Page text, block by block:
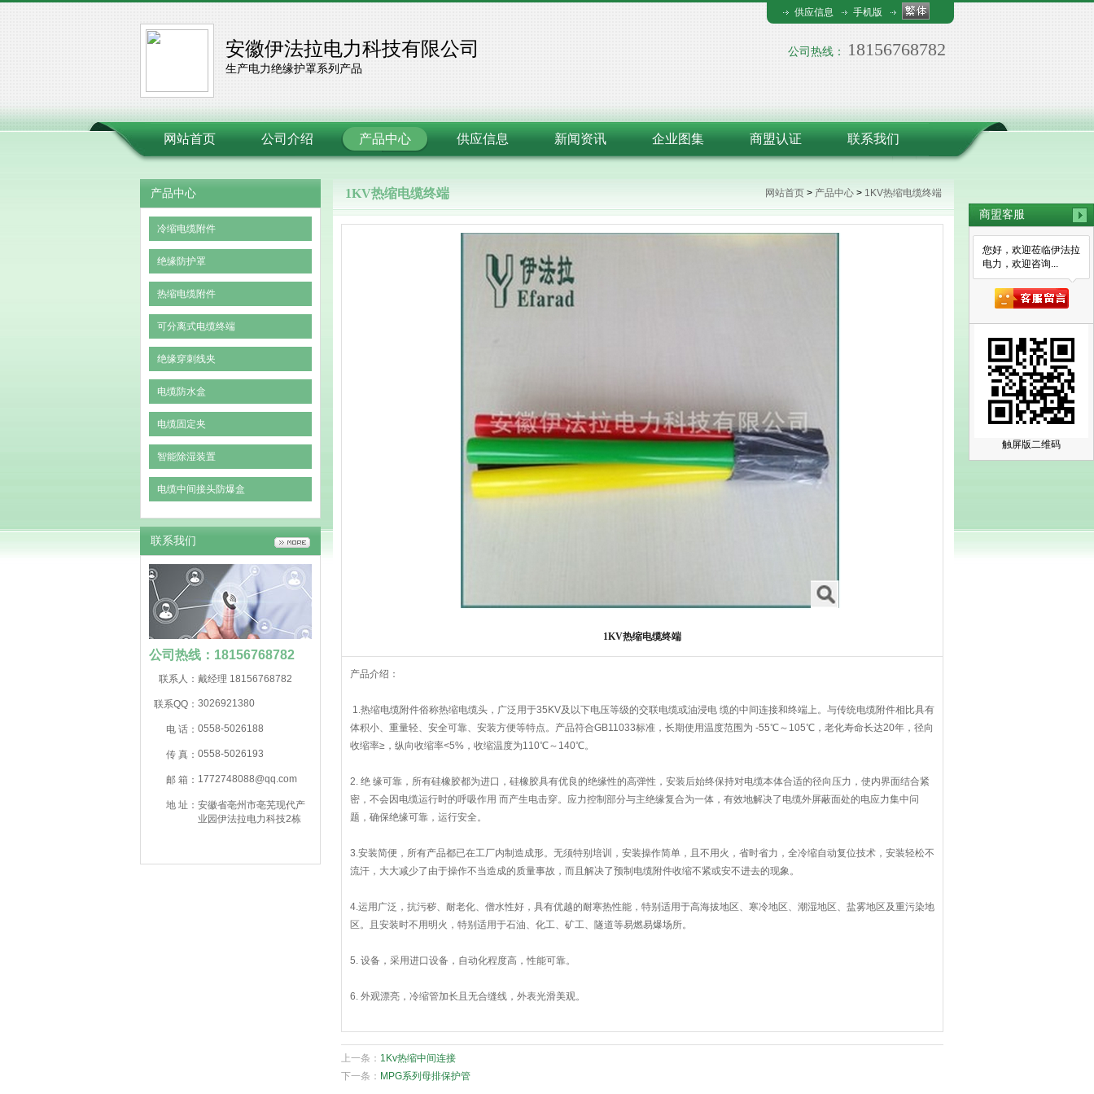
商盟客服
您好，欢迎莅临伊法拉
电力，欢迎咨询...
触屏版二维码
供应信息 手机版
安徽伊法拉电力科技有限公司
生产电力绝缘护罩系列产品
公司热线： 18156768782
网站首页 公司介绍 产品中心 供应信息 新闻资讯 企业图集 商盟认证 联系我们
产品中心
冷缩电缆附件
绝缘防护罩
热缩电缆附件
可分离式电缆终端
绝缘穿刺线夹
电缆防水盒
电缆固定夹
智能除湿装置
电缆中间接头防爆盒
联系我们
公司热线：18156768782
联系人： 戴经理 18156768782
联系QQ： 3026921380
电 话： 0558-5026188
传 真： 0558-5026193
邮 箱： 1772748088@qq.com
地 址： 安徽省亳州市亳芜现代产
业园伊法拉电力科技2栋
网站首页 > 产品中心 > 1KV热缩电缆终端
1KV热缩电缆终端
1KV热缩电缆终端
产品介绍：
1.热缩电缆附件俗称热缩电缆头，广泛用于35KV及以下电压等级的交联电缆或油浸电 缆的中间连接和终端上。与传统电缆附件相比具有
体积小、重量轻、安全可靠、安装方便等特点。产品符合GB11033标准，长期使用温度范围为 -55℃～105℃，老化寿命长达20年，径向
收缩率≥，纵向收缩率<5%，收缩温度为110℃～140℃。
2. 绝 缘可靠，所有硅橡胶都为进口，硅橡胶具有优良的绝缘性的高弹性，安装后始终保持对电缆本体合适的径向压力，使内界面结合紧
密，不会因电缆运行时的呼吸作用 而产生电击穿。应力控制部分与主绝缘复合为一体，有效地解决了电缆外屏蔽面处的电应力集中问
题，确保绝缘可靠，运行安全。
3.安装简便，所有产品都已在工厂内制造成形。无须特别培训，安装操作简单，且不用火，省时省力，全冷缩自动复位技术，安装轻松不
流汗，大大减少了由于操作不当造成的质量事故，而且解决了预制电缆附件收缩不紧或安不进去的现象。
4.运用广泛，抗污秽、耐老化、僧水性好，具有优越的耐寒热性能，特别适用于高海拔地区、寒冷地区、潮湿地区、盐雾地区及重污染地
区。且安装时不用明火，特别适用于石油、化工、矿工、隧道等易燃易爆场所。
5. 设备，采用进口设备，自动化程度高，性能可靠。
6. 外观漂亮，冷缩管加长且无合缝线，外表光滑美观。
上一条： 1Kv热缩中间连接
下一条： MPG系列母排保护管